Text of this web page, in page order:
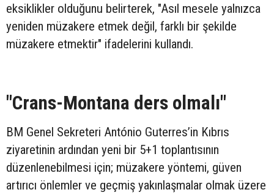
eksiklikler olduğunu belirterek, "Asıl mesele yalnızca
yeniden müzakere etmek değil, farklı bir şekilde
müzakere etmektir" ifadelerini kullandı.
"Crans-Montana ders olmalı"
BM Genel Sekreteri António Guterres’in Kıbrıs
ziyaretinin ardından yeni bir 5+1 toplantısının
düzenlenebilmesi için; müzakere yöntemi, güven
artırıcı önlemler ve geçmiş yakınlaşmalar olmak üzere